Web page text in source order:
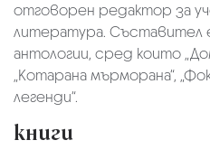
отговорен редактор за
литература. Съставител
антологии, сред които
„Котарана мърморана“,
легенди“.
книги